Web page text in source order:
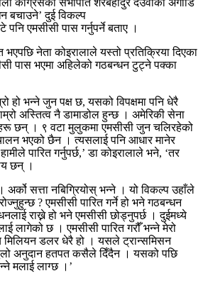
कांग्रेसका सभापति शेरबहादुर देउवाका अगाडि
बचाउने’ दुई विकल्प
एमसीसी पास गर्नुपर्ने बताए ।
नेता कोइरालाले यस्तो प्रतिक्रिया दिएका
पास भएमा अहिलेको गठबन्धन टुट्ने पक्का
हो भन्ने जुन पक्ष छ, यसको विपक्षमा पनि धेरै
अस्तित्व नै डामाडोल हुन्छ । अमेरिकी सेना
छन् । ९ वटा मुलुकमा एमसीसी जुन चलिरहेको
भएको छैन । त्यसलाई पनि आधार मानेर
पारित गर्नुपर्छ,’ डा कोइरालाले भने, ‘तर
छन् ।
अर्को सत्ता नबिग्रियोस् भन्ने । यो विकल्प उहाँले
? एमसीसी पारित गर्ने हो भने गठबन्धन
राख्ने हो भने एमसीसी छोड्नुपर्छ । दुईमध्ये
लागेको छ । एमसीसी पारित गरौँ भन्ने मेरो
डलर धेरै हो । यसले ट्रान्समिसन
अनुदान हतपत कसैले दिँदैन । यसको पछि
मलाई लाग्छ ।’